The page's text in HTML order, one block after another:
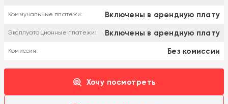
Коммунальные платежи: Включены в арендную плату
Эксплуатационные платежи: Включены в арендную плату
Комиссия: Без комиссии
Хочу посмотреть